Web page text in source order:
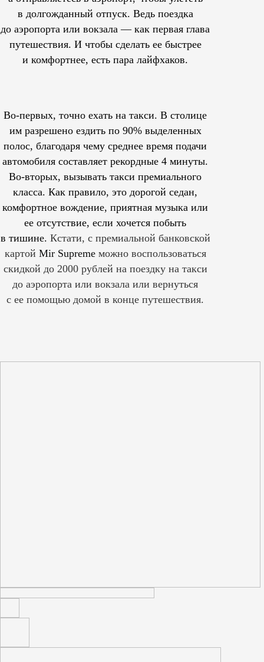
в долгожданный отпуск. Ведь поездка
до аэропорта или вокзала — как первая глава
путешествия. И чтобы сделать ее быстрее
и комфортнее, есть пара лайфхаков.
Во-первых, точно ехать на такси. В столице
им разрешеноездить по 90% выделенных
полос, благодаря чему среднее время подачи
автомобиля составляет рекордные 4 минуты.
Во-вторых, вызывать такси премиального
класса. Как правило, это дорогой седан,
комфортное вождение, приятная музыка или
ее отсутствие, если хочется побыть
в тишине. Кстати, с премиальной банковской
картой Mir Supreme можно воспользоваться
скидкой до 2000 рублей на поездку на такси
до аэропорта или вокзала или вернуться
с ее помощью домой в конце путешествия.